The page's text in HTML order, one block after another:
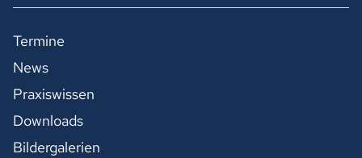
Termine
News
Praxiswissen
Downloads
Bildergalerien